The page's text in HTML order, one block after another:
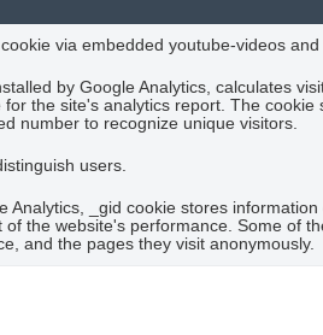
via embedded youtube-videos
by Google Analytics, calculates
for the site's analytics report. The
number to recognize unique visitors.
users.
Analytics, _gid cookie stores
of the website's performance. Some of
and the pages they visit anonymously.